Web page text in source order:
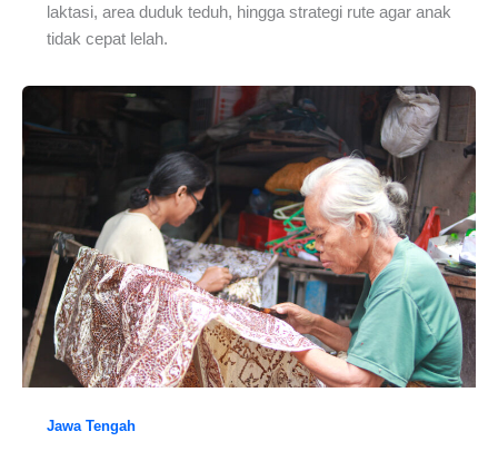
laktasi, area duduk teduh, hingga strategi rute agar anak
tidak cepat lelah.
Jawa Tengah